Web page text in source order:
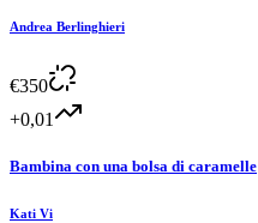
Andrea Berlinghieri
€350
+0,01
Bambina con una bolsa di caramelle
Kati Vi